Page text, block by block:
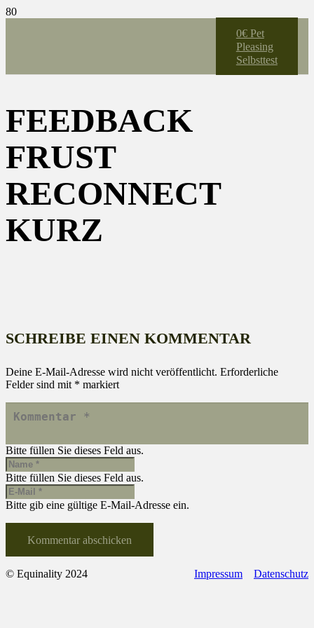
0€ Pet
Pleasing
Selbsttest
FEEDBACK
FRUST
RECONNECT
KURZ
SCHREIBE EINEN KOMMENTAR
Deine E-Mail-Adresse wird nicht veröffentlicht. Erforderliche
Felder sind mit * markiert
Bitte füllen Sie dieses Feld aus.
Bitte füllen Sie dieses Feld aus.
Bitte gib eine gültige E-Mail-Adresse ein.
Kommentar abschicken
© Equinality 2024 Impressum Datenschutz